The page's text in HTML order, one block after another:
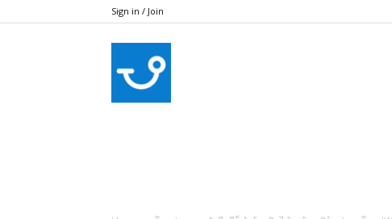
Sign in / Join